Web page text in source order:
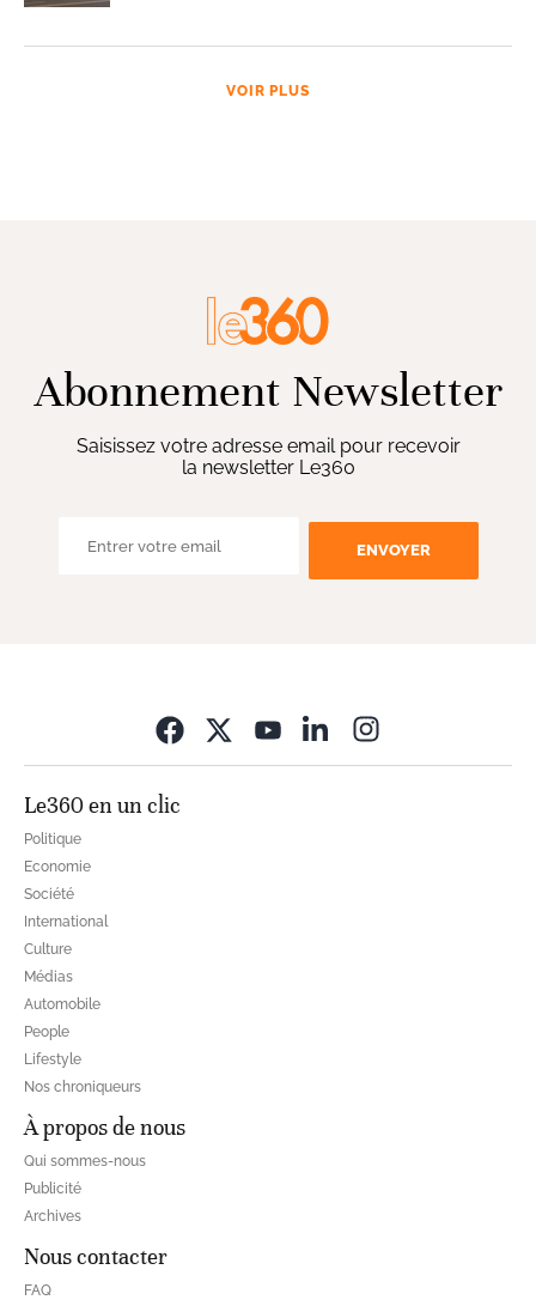
VOIR PLUS
Abonnement Newsletter
Saisissez votre adresse email pour recevoir
la newsletter Le360
ENVOYER
Le360 en un clic
Politique
Economie
Société
International
Culture
Médias
Automobile
People
Lifestyle
Nos chroniqueurs
À propos de nous
Qui sommes-nous
Publicité
Archives
Nous contacter
FAQ